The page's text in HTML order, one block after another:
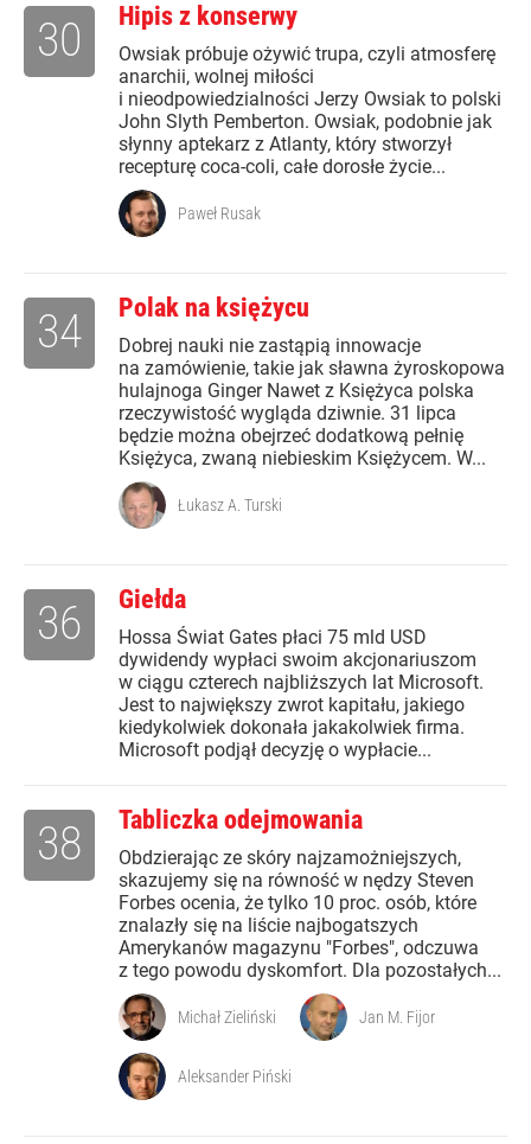
Hipis z konserwy
Owsiak próbuje ożywić trupa, czyli atmosferę
anarchii, wolnej miłości
i nieodpowiedzialności Jerzy Owsiak to polski
John Slyth Pemberton. Owsiak, podobnie jak
słynny aptekarz z Atlanty, który stworzył
recepturę coca-coli, całe dorosłe życie...
30
Paweł Rusak
Polak na księżycu
Dobrej nauki nie zastąpią innowacje
na zamówienie, takie jak sławna żyroskopowa
hulajnoga Ginger Nawet z Księżyca polska
rzeczywistość wygląda dziwnie. 31 lipca
będzie można obejrzeć dodatkową pełnię
Księżyca, zwaną niebieskim Księżycem. W...
34
Łukasz A. Turski
Giełda
Hossa Świat Gates płaci 75 mld USD
dywidendy wypłaci swoim akcjonariuszom
w ciągu czterech najbliższych lat Microsoft.
Jest to największy zwrot kapitału, jakiego
kiedykolwiek dokonała jakakolwiek firma.
Microsoft podjął decyzję o wypłacie...
36
Tabliczka odejmowania
Obdzierając ze skóry najzamożniejszych,
skazujemy się na równość w nędzy Steven
Forbes ocenia, że tylko 10 proc. osób, które
znalazły się na liście najbogatszych
Amerykanów magazynu "Forbes", odczuwa
z tego powodu dyskomfort. Dla pozostałych...
38
Michał Zieliński Jan M. Fijor
Aleksander Piński